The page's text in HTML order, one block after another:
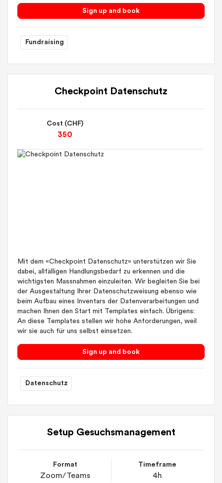
Sign up and book
Fundraising
Checkpoint Datenschutz
Cost (CHF)
350
Mit dem «Checkpoint Datenschutz» unterstützen wir Sie
dabei, allfälligen Handlungsbedarf zu erkennen und die
wichtigsten Massnahmen einzuleiten. Wir begleiten Sie bei
der Ausgestaltung Ihrer Datenschutzweisung ebenso wie
beim Aufbau eines Inventars der Datenverarbeitungen und
machen Ihnen den Start mit Templates einfach. Übrigens:
An diese Templates stellen wir hohe Anforderungen, weil
wir sie auch für uns selbst einsetzen.
Sign up and book
Datenschutz
Setup Gesuchsmanagement
Format
Zoom/Teams
Timeframe
4h